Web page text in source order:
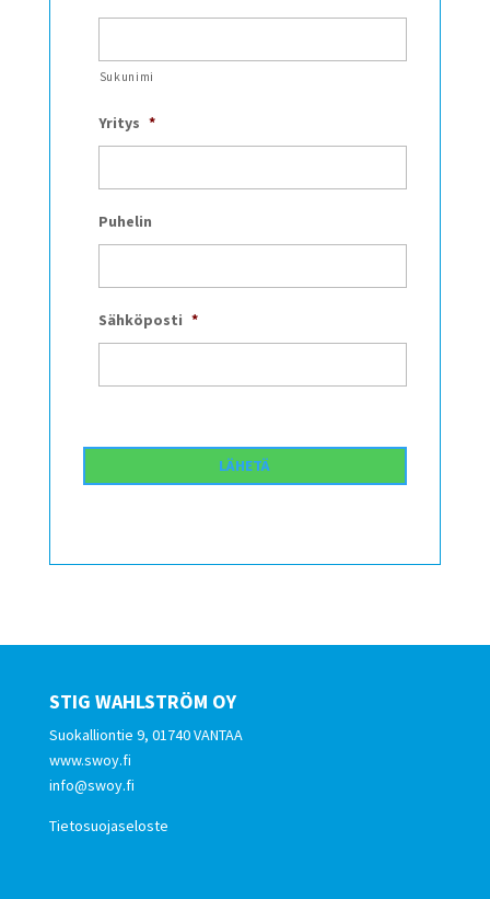
Sukunimi
Yritys *
Puhelin
Sähköposti *
STIG WAHLSTRÖM OY
Suokalliontie 9, 01740 VANTAA
www.swoy.fi
info@swoy.fi
Tietosuojaseloste